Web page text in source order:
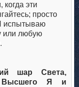
эти
просто
испытываю
или любую
шар Света,
Высшего Я и